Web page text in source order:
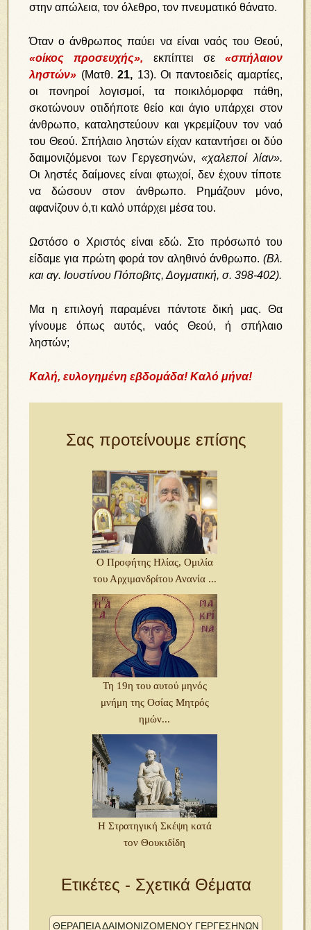
στην απώλεια, τον όλεθρο, τον πνευματικό θάνατο.
Όταν ο άνθρωπος παύει να είναι ναός του Θεού,
«οίκος προσευχής», εκπίπτει σε «σπήλαιον
ληστών» (Ματθ.21, 13). Οι παντοειδείς αμαρτίες,
οι πονηροί λογισμοί, τα ποικιλόμορφα πάθη,
σκοτώνουν οτιδήποτε θείο και άγιο υπάρχει στον
άνθρωπο, καταληστεύουν και γκρεμίζουν τον ναό
του Θεού. Σπήλαιο ληστών είχαν καταντήσει οι δύο
δαιμονιζόμενοι των Γεργεσηνών,«χαλεποί λίαν».
Οι ληστές δαίμονες είναι φτωχοί, δεν έχουν τίποτε
να δώσουν στον άνθρωπο. Ρημάζουν μόνο,
αφανίζουν ό,τι καλό υπάρχει μέσα του.
Ωστόσο ο Χριστός είναι εδώ. Στο πρόσωπό του
είδαμε για πρώτη φορά τον αληθινό άνθρωπο. (Βλ.
και αγ. Ιουστίνου Πόποβιτς, Δογματική, σ. 398-402).
Μα η επιλογή παραμένει πάντοτε δική μας. Θα
γίνουμε όπως αυτός, ναός Θεού, ή σπήλαιο
ληστών;
Καλή, ευλογημένη εβδομάδα! Καλό μήνα!
Σας προτείνουμε επίσης
Ο Προφήτης Ηλίας, Ομιλία
του Αρχιμανδρίτου Ανανία ...
Τη 19η του αυτού μηνός
μνήμη της Οσίας Μητρός
ημών...
Η Στρατηγική Σκέψη κατά
τον Θουκιδίδη
Ετικέτες - Σχετικά Θέματα
ΘΕΡΑΠΕΙΑ ΔΑΙΜΟΝΙΖΟΜΕΝΟΥ ΓΕΡΓΕΣΗΝΩΝ